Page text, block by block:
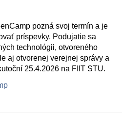
pozná svoj termín a je
príspevky. Podujatie sa
technológii, otvoreného
aj otvorenej verejnej správy a
25.4.2026 na FIIT STU.